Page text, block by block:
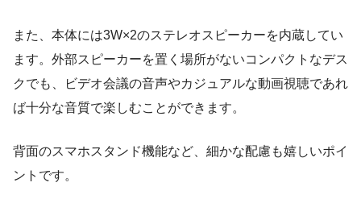
また、本体には3W×2のステレオスピーカーを内蔵してい
ます。外部スピーカーを置く場所がないコンパクトなデス
クでも、ビデオ会議の音声やカジュアルな動画視聴であれ
ば十分な音質で楽しむことができます。
背面のスマホスタンド機能など、細かな配慮も嬉しいポイ
ントです。